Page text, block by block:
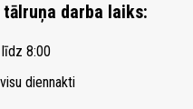
darba laiks:
8:00
diennakti